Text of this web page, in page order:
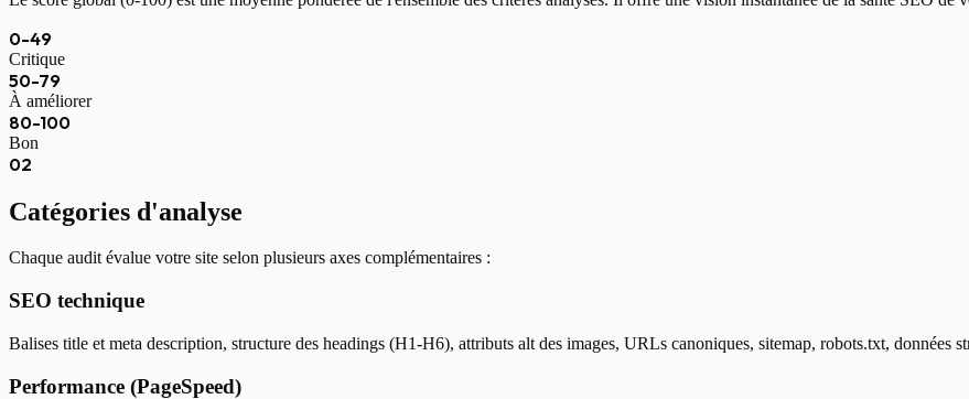
0-49
Critique
50-79
À améliorer
80-100
Bon
02
Catégories d'analyse
Chaque audit évalue votre site selon plusieurs axes complémentaires :
SEO technique
Balises title et meta description, structure des headings (H1-H6), attributs alt des images, URLs canoniques, sitemap, robots.txt, données
Performance (PageSpeed)